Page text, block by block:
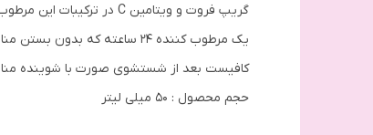
گریپ فروت و ویتامین C در ترکیبات این مرطوب کننده وجود دارد که علاوه بر رطوبت رسانی به پوست، باعث روشن و شفاف شدن آن نیز می شود.
یک مرطوب کننده 24 ساعته که بدون بستن منافذ پوست تا یک روز کامل پوست را آبرسانی می‌کند و مرطوب نگه میدارد.
کافیست بعد از شستشوی صورت با شوینده مناسب
حجم محصول : 50 میلی لیتر